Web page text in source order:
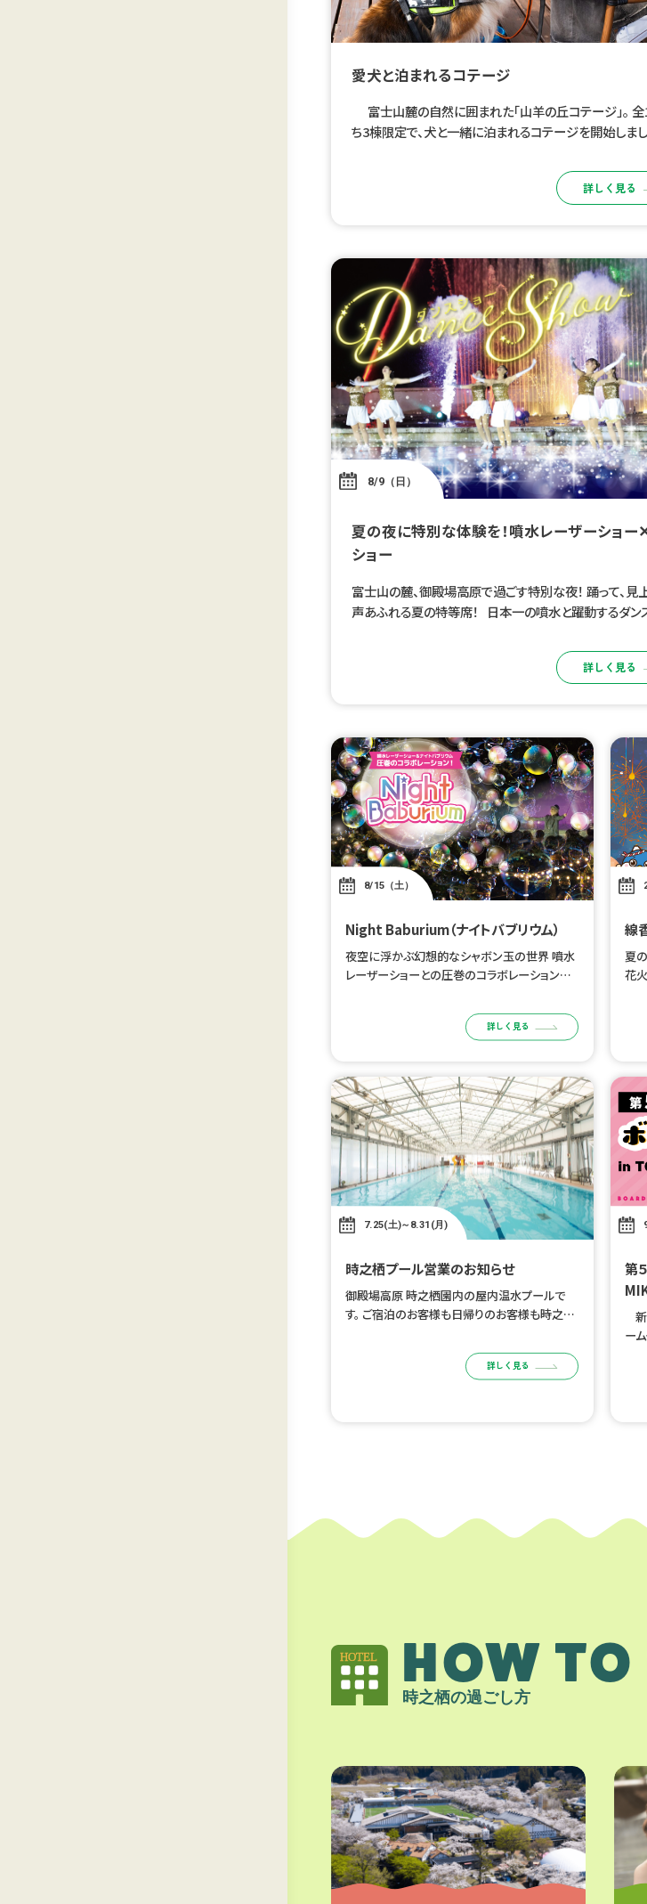
愛犬と泊まれるコテージ
富士山麓の自然に囲まれた「山羊の丘コテージ」。
ち3棟限定で、犬と一緒に泊まれるコテージを開始しまし
詳しく見る
8/9（日）
夏の夜に特別な体験を！噴水レーザーショー
ショー
富士山の麓、御殿場高原で過ごす特別な夜！ 踊って、見
声あふれる夏の特等席！ 日本一の噴水と躍動するダン
詳しく見る
8/15（土）
Night Baburium（ナイトバブリウム）
夜空に浮かぶ幻想的なシャボン玉の世界 噴水
レーザーショーとの圧巻のコラボレーションを
～の1公演のみ ※噴水レーザーショーとの同
詳しく見る
線
夏
花
と
だ
7.25(土)～8.31(月)
時之栖プール営業のお知らせ
御殿場高原 時之栖園内の屋内温水プールで
す。 ご宿泊のお客様も日帰りのお客様も時之栖
ebチケットによる事前チケット購入制となりま
す。 ※ご利用日の前日 […]
詳しく見る
第５
ー
う
HOW TO
時之栖の過ごし方